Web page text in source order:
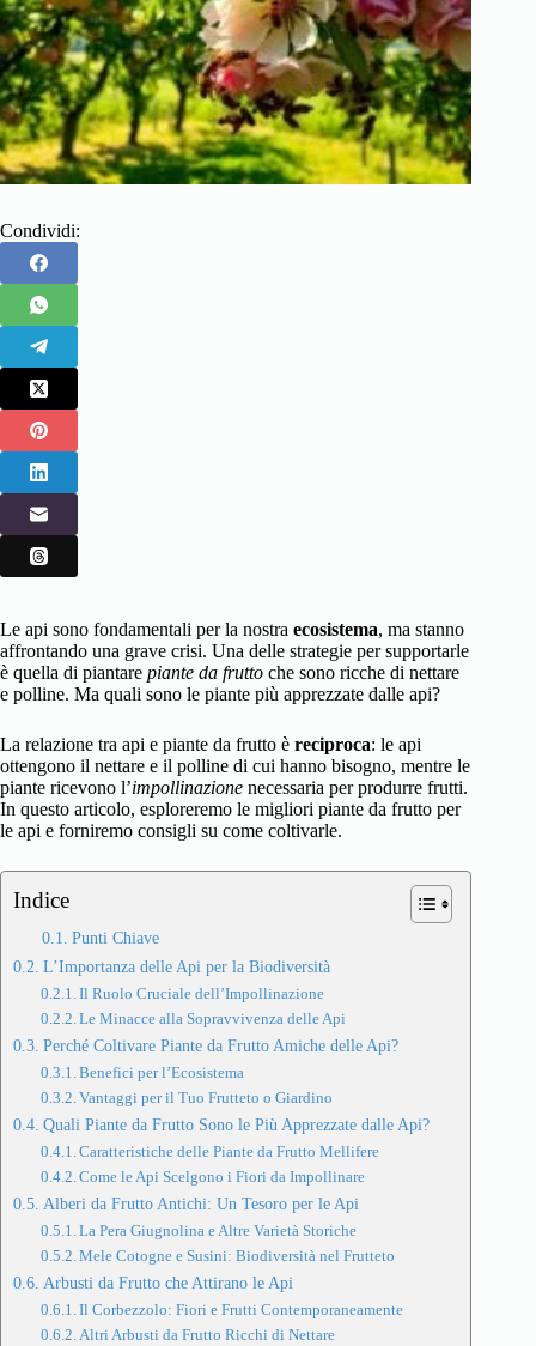
Condividi:
Le api sono fondamentali per la nostra ecosistema, ma stanno
affrontando una grave crisi. Una delle strategie per supportarle
è quella di piantare piante da frutto che sono ricche di nettare
e polline. Ma quali sono le piante più apprezzate dalle api?
La relazione tra api e piante da frutto è reciproca: le api
ottengono il nettare e il polline di cui hanno bisogno, mentre le
piante ricevono l’impollinazione necessaria per produrre frutti.
In questo articolo, esploreremo le migliori piante da frutto per
le api e forniremo consigli su come coltivarle.
Indice
Punti Chiave
L’Importanza delle Api per la Biodiversità
Il Ruolo Cruciale dell’Impollinazione
Le Minacce alla Sopravvivenza delle Api
Perché Coltivare Piante da Frutto Amiche delle Api?
Benefici per l’Ecosistema
Vantaggi per il Tuo Frutteto o Giardino
Quali Piante da Frutto Sono le Più Apprezzate dalle Api?
Caratteristiche delle Piante da Frutto Mellifere
Come le Api Scelgono i Fiori da Impollinare
Alberi da Frutto Antichi: Un Tesoro per le Api
La Pera Giugnolina e Altre Varietà Storiche
Mele Cotogne e Susini: Biodiversità nel Frutteto
Arbusti da Frutto che Attirano le Api
Il Corbezzolo: Fiori e Frutti Contemporaneamente
Altri Arbusti da Frutto Ricchi di Nettare